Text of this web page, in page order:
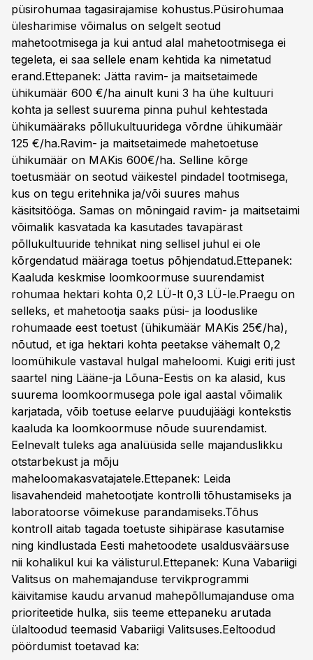
püsirohumaa tagasirajamise kohustus.Püsirohumaa
ülesharimise võimalus on selgelt seotud
mahetootmisega ja kui antud alal mahetootmisega ei
tegeleta, ei saa sellele enam kehtida ka nimetatud
erand.Ettepanek: Jätta ravim- ja maitsetaimede
ühikumäär 600 €/ha ainult kuni 3 ha ühe kultuuri
kohta ja sellest suurema pinna puhul kehtestada
ühikumääraks põllukultuuridega võrdne ühikumäär
125 €/ha.Ravim- ja maitsetaimede mahetoetuse
ühikumäär on MAKis 600€/ha. Selline kõrge
toetusmäär on seotud väikestel pindadel tootmisega,
kus on tegu eritehnika ja/või suures mahus
käsitsitööga. Samas on mõningaid ravim- ja maitsetaimi
võimalik kasvatada ka kasutades tavapärast
põllukultuuride tehnikat ning sellisel juhul ei ole
kõrgendatud määraga toetus põhjendatud.Ettepanek:
Kaaluda keskmise loomkoormuse suurendamist
rohumaa hektari kohta 0,2 LÜ-lt 0,3 LÜ-le.Praegu on
selleks, et mahetootja saaks püsi- ja looduslike
rohumaade eest toetust (ühikumäär MAKis 25€/ha),
nõutud, et iga hektari kohta peetakse vähemalt 0,2
loomühikule vastaval hulgal maheloomi. Kuigi eriti just
saartel ning Lääne-ja Lõuna-Eestis on ka alasid, kus
suurema loomkoormusega pole igal aastal võimalik
karjatada, võib toetuse eelarve puudujäägi kontekstis
kaaluda ka loomkoormuse nõude suurendamist.
Eelnevalt tuleks aga analüüsida selle majanduslikku
otstarbekust ja mõju
maheloomakasvatajatele.Ettepanek: Leida
lisavahendeid mahetootjate kontrolli tõhustamiseks ja
laboratoorse võimekuse parandamiseks.Tõhus
kontroll aitab tagada toetuste sihipärase kasutamise
ning kindlustada Eesti mahetoodete usaldusväärsuse
nii kohalikul kui ka välisturul.Ettepanek: Kuna Vabariigi
Valitsus on mahemajanduse tervikprogrammi
käivitamise kaudu arvanud mahepõllumajanduse oma
prioriteetide hulka, siis teeme ettepaneku arutada
ülaltoodud teemasid Vabariigi Valitsuses.Eeltoodud
pöördumist toetavad ka: